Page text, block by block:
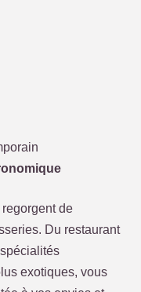
de
Du restaurant
exotiques, vous